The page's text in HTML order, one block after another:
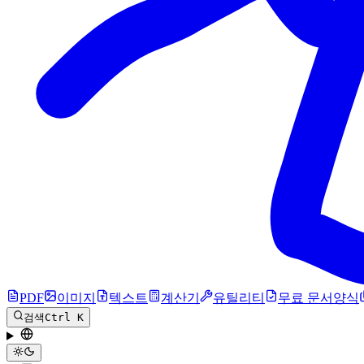
PDF 이미지 텍스트 계산기 유틸리티 무료 문서양식
검색Ctrl K